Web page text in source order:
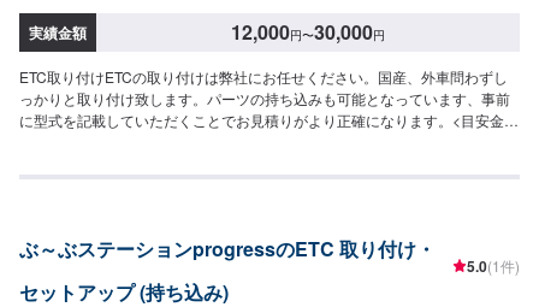
実績金額 12,000円〜30,000円
ETC取り付けETCの取り付けは弊社にお任せください。国産、外車問わずし
っかりと取り付け致します。パーツの持ち込みも可能となっています、事前
に型式を記載していただくことでお見積りがより正確になります。<目安金額
ある自動車整備工場です。国産車から輸入車(特にドイツ車の修理を得意とし
広くご対応させていただきます。スタッフ全員が自動車整備士の国家資格を
持っておりますのでお客様の大切なお車の整備は是非私たちにお任せくださ
い！お客様にご満足していただけるよう、丁寧に作業に取り組ませていただ
ぶ～ぶステーションprogressのETC 取り付け・
セットアップ (持ち込み)
5.0(1件)